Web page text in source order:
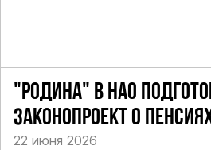
"РОДИНА" В НАО
ЗАКОНОПРОЕКТ О
22 июня 2026